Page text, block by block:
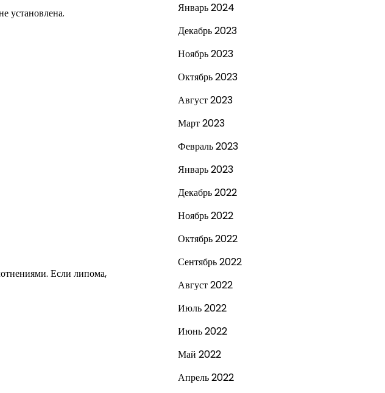
установлена.
Если липома,
Январь 2024
Декабрь 2023
Ноябрь 2023
Октябрь 2023
Август 2023
Март 2023
Февраль 2023
Январь 2023
Декабрь 2022
Ноябрь 2022
Октябрь 2022
Сентябрь 2022
Август 2022
Июль 2022
Июнь 2022
Май 2022
Апрель 2022